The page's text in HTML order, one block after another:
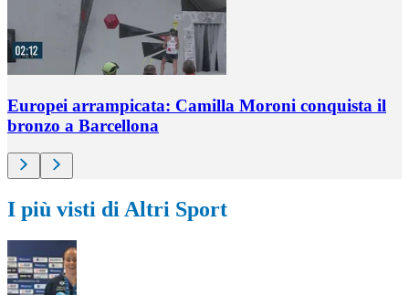
Europei arrampicata: Camilla Moroni conquista il
bronzo a Barcellona
I più visti di Altri Sport